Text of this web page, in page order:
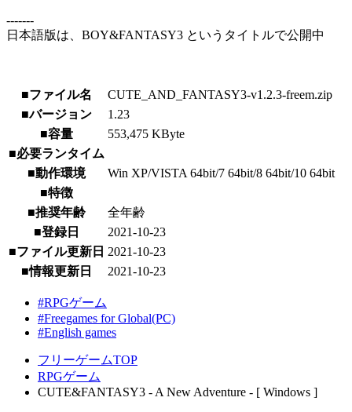
-------
日本語版は、BOY&FANTASY3 というタイトルで公開中
■ファイル名
CUTE_AND_FANTASY3-v1.2.3-freem.zip
■バージョン
1.23
■容量
553,475 KByte
■必要ランタイム
■動作環境
Win XP/VISTA 64bit/7 64bit/8 64bit/10 64bit
■特徴
■推奨年齢
全年齢
■登録日
2021-10-23
■ファイル更新日 2021-10-23
■情報更新日
2021-10-23
#RPGゲーム
#Freegames for Global(PC)
#English games
フリーゲームTOP
RPGゲーム
CUTE&FANTASY3 - A New Adventure - [ Windows ]